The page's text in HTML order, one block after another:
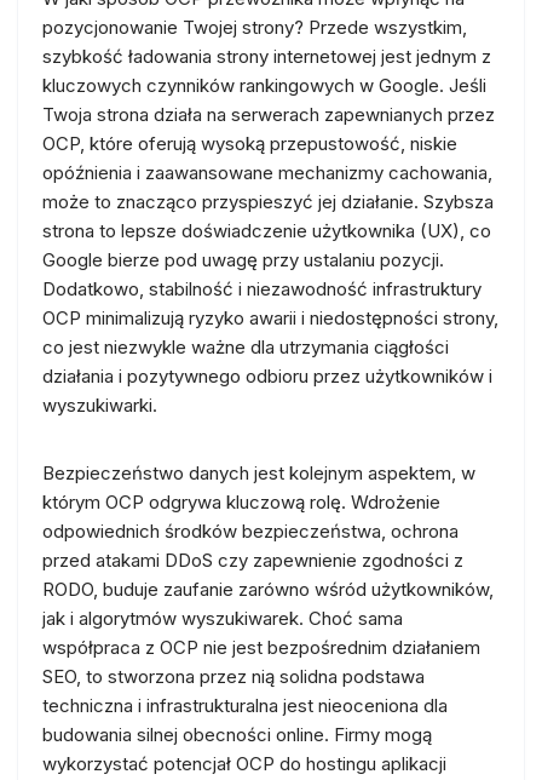
pozycjonowanie Twojej strony? Przede wszystkim,
szybkość ładowania strony internetowej jest jednym z
kluczowych czynników rankingowych w Google. Jeśli
Twoja strona działa na serwerach zapewnianych przez
OCP, które oferują wysoką przepustowość, niskie
opóźnienia i zaawansowane mechanizmy cachowania,
może to znacząco przyspieszyć jej działanie. Szybsza
strona to lepsze doświadczenie użytkownika (UX), co
Google bierze pod uwagę przy ustalaniu pozycji.
Dodatkowo, stabilność i niezawodność infrastruktury
OCP minimalizują ryzyko awarii i niedostępności strony,
co jest niezwykle ważne dla utrzymania ciągłości
działania i pozytywnego odbioru przez użytkowników i
wyszukiwarki.
Bezpieczeństwo danych jest kolejnym aspektem, w
którym OCP odgrywa kluczową rolę. Wdrożenie
odpowiednich środków bezpieczeństwa, ochrona
przed atakami DDoS czy zapewnienie zgodności z
RODO, buduje zaufanie zarówno wśród użytkowników,
jak i algorytmów wyszukiwarek. Choć sama
współpraca z OCP nie jest bezpośrednim działaniem
SEO, to stworzona przez nią solidna podstawa
techniczna i infrastrukturalna jest nieoceniona dla
budowania silnej obecności online. Firmy mogą
wykorzystać potencjał OCP do hostingu aplikacji